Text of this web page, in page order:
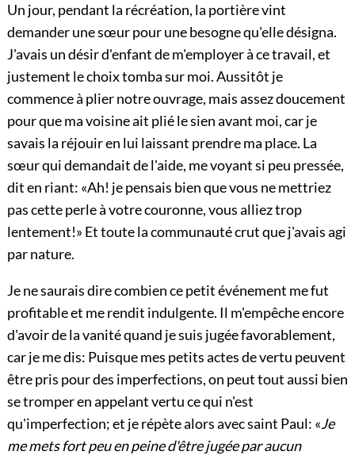
Un jour, pendant la récréation, la portière vint
demander une sœur pour une besogne qu'elle désigna.
J'avais un désir d'enfant de m'employer à ce travail, et
justement le choix tomba sur moi. Aussitôt je
commence à plier notre ouvrage, mais assez doucement
pour que ma voisine ait plié le sien avant moi, car je
savais la réjouir en lui laissant prendre ma place. La
sœur qui demandait de l'aide, me voyant si peu pressée,
dit en riant: «Ah! je pensais bien que vous ne mettriez
pas cette perle à votre couronne, vous alliez trop
lentement!» Et toute la communauté crut que j'avais agi
par nature.
Je ne saurais dire combien ce petit événement me fut
profitable et me rendit indulgente. Il m'empêche encore
d'avoir de la vanité quand je suis jugée favorablement,
car je me dis: Puisque mes petits actes de vertu peuvent
être pris pour des imperfections, on peut tout aussi bien
se tromper en appelant vertu ce qui n'est
qu'imperfection; et je répète alors avec saint Paul: «Je
me mets fort peu en peine d'être jugée par aucun